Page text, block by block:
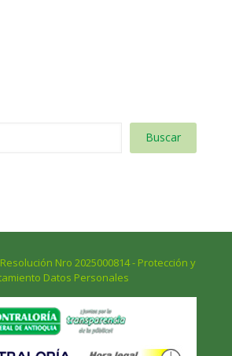
Buscar
Resolución Nro 2025000814 - Protección y
Datos Personales